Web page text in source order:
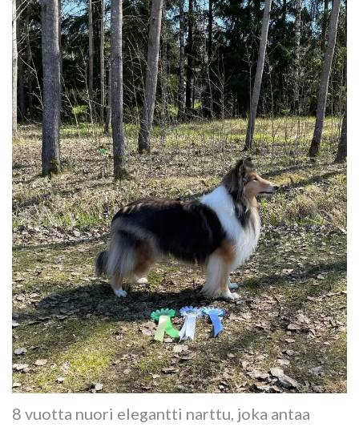
8 vuotta nuori elegantti narttu, joka antaa